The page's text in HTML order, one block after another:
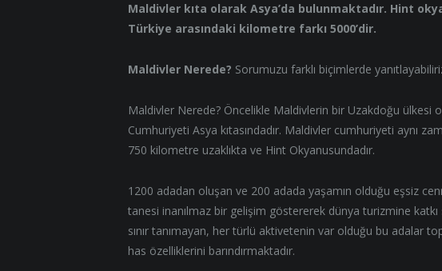
Maldivler kıta olarak Asya’da bulunmaktadır. Hint
Türkiye arasındaki kilometre farkı 5000’dir.
Maldivler Nerede? Sorumuzu farklı biçimlerde
Maldivler Nerede? Öncelikle Maldivlerin bir Uzakdoğu ülkesi
Cumhuriyeti Asya kıtasındadır. Maldivler cumhuriyeti aynı
750 kilometre uzaklıkta ve Hint Okyanusundadır.
1200 adadan oluşan ve 200 adada yaşamın olduğu eşsiz
tanesi inanılmaz bir gelişim göstererek dünya turizmine
sınır tanımayan, her türlü aktivetenin var olduğu bu adalar
has özelliklerini barındırmaktadır.